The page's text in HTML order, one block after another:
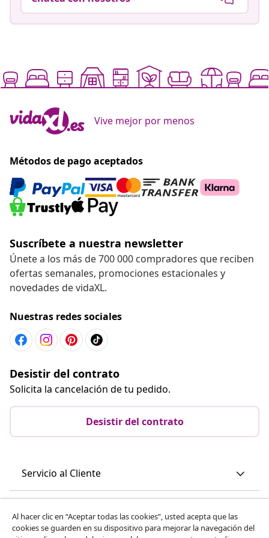
Vive mejor por menos
Métodos de pago aceptados
Suscríbete a nuestra newsletter
Únete a los más de 700 000 compradores que reciben
ofertas semanales, promociones estacionales y
novedades de vidaXL.
Nuestras redes sociales
Desistir del contrato
Solicita la cancelación de tu pedido.
Desistir del contrato
Servicio al Cliente
Al hacer clic en “Aceptar todas las cookies”, usted acepta que las
cookies se guarden en su dispositivo para mejorar la navegación del